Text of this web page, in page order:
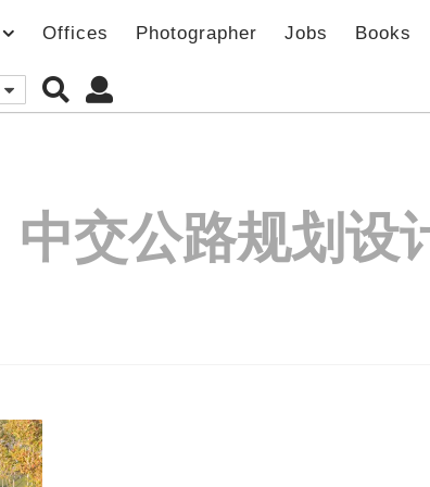
Offices Photographer Jobs Books
中交公路规划设